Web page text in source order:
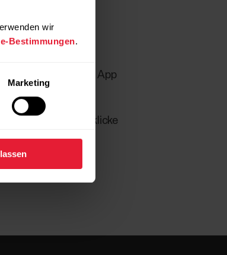
wir
Bestimmungen.
Marketing
der mobilen Flow App
werden, klicke